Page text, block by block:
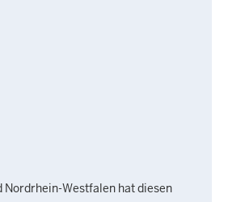
Nordrhein-Westfalen hat diesen